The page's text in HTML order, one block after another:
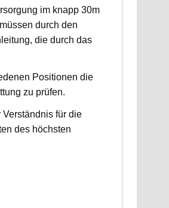
im knapp 30m
durch den
die durch das
Positionen die
zu prüfen.
für die
des höchsten